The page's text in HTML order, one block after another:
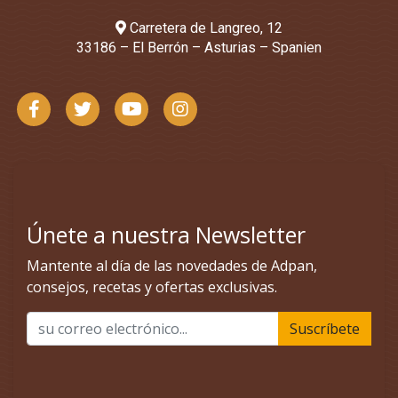
Carretera de Langreo, 12
33186 – El Berrón – Asturias – Spanien